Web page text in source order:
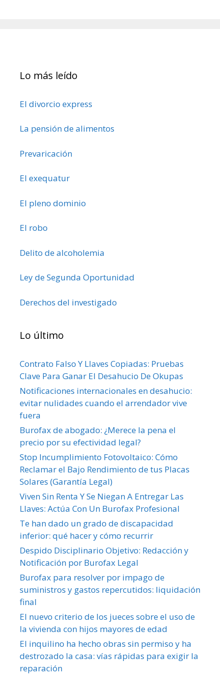
Lo más leído
El divorcio express
La pensión de alimentos
Prevaricación
El exequatur
El pleno dominio
El robo
Delito de alcoholemia
Ley de Segunda Oportunidad
Derechos del investigado
Lo último
Contrato Falso Y Llaves Copiadas: Pruebas
Clave Para Ganar El Desahucio De Okupas
Notificaciones internacionales en desahucio:
evitar nulidades cuando el arrendador vive
fuera
Burofax de abogado: ¿Merece la pena el
precio por su efectividad legal?
Stop Incumplimiento Fotovoltaico: Cómo
Reclamar el Bajo Rendimiento de tus Placas
Solares (Garantía Legal)
Viven Sin Renta Y Se Niegan A Entregar Las
Llaves: Actúa Con Un Burofax Profesional
Te han dado un grado de discapacidad
inferior: qué hacer y cómo recurrir
Despido Disciplinario Objetivo: Redacción y
Notificación por Burofax Legal
Burofax para resolver por impago de
suministros y gastos repercutidos: liquidación
final
El nuevo criterio de los jueces sobre el uso de
la vivienda con hijos mayores de edad
El inquilino ha hecho obras sin permiso y ha
destrozado la casa: vías rápidas para exigir la
reparación